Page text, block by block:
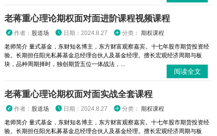
老蒋重心理论期权面对面进阶课程视频课程
作者： 股道场 日期：2024.8.27 分类： 期权课程
老师简介 量式基金，东财知名博主，东方财富观察嘉宾。十七年股市期货投资经
验。长期担任阳光私募基金总经理合伙人及基金经理。擅长宏观经济周期与板
块，品种周期择时，独创期货五位一体战法，...
阅读全文
老蒋重心理论期权面对面实战全套课程
作者： 股道场 日期：2024.8.27 分类： 期权课程
老师简介 量式基金，东财知名博主，东方财富观察嘉宾。十七年股市期货投资经
验。长期担任阳光私募基金总经理合伙人及基金经理。擅长宏观经济周期与板